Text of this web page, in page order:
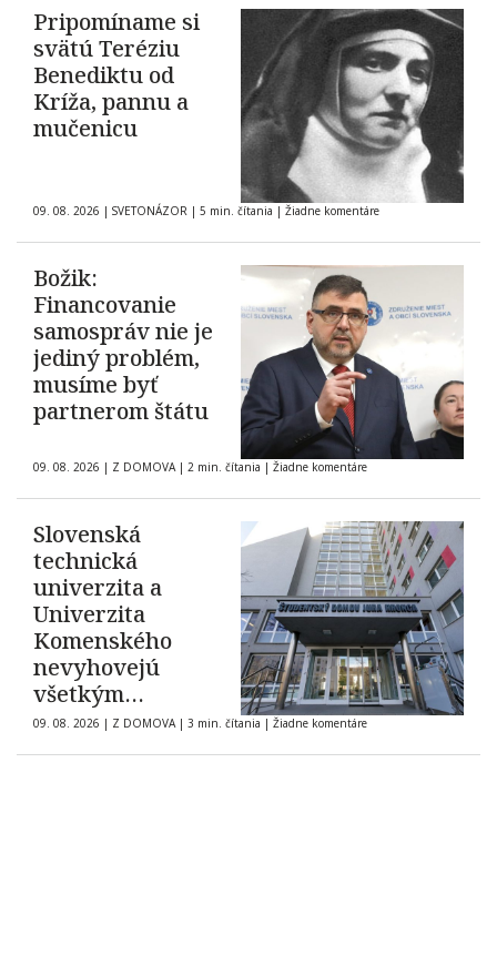
Pripomíname si
svätú Teréziu
Benediktu od
Kríža, pannu a
mučenicu
09. 08. 2026 | SVETONÁZOR | 5 min. čítania | Žiadne komentáre
Božik:
Financovanie
samospráv nie je
jediný problém,
musíme byť
partnerom štátu
09. 08. 2026 | Z DOMOVA | 2 min. čítania | Žiadne komentáre
Slovenská
technická
univerzita a
Univerzita
Komenského
nevyhovejú
všetkým
žiadostiam o
ubytovanie na
09. 08. 2026 | Z DOMOVA | 3 min. čítania | Žiadne komentáre